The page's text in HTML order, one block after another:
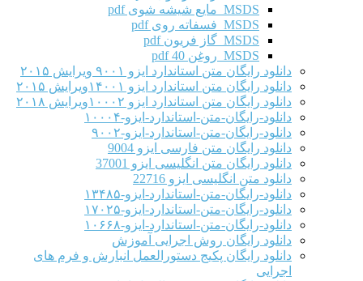
MSDS مایع شیشه شوی pdf
MSDS فسفاته روی pdf
MSDS گاز فریون pdf
MSDS روغن 40 pdf
دانلود رایگان متن استاندارد ایزو ۹۰۰۱ ویرایش ۲۰۱۵
دانلود رایگان متن استاندارد ایزو ۱۴۰۰۱ویرایش ۲۰۱۵
دانلود رایگان متن استاندارد ایزو ۱۰۰۰۲ویرایش ۲۰۱۸
دانلود-رایگان-متن-استاندارد-ایزو-۱۰۰۰۴
دانلود-رایگان-متن-استاندارد-ایزو-۹۰۰۲
دانلود رایگان متن فارسی ایزو 9004
دانلود رایگان متن انگلیسی ایزو 37001
دانلود متن انگلیسی ایزو 22716
دانلود-رایگان-متن-استاندارد-ایزو-۱۳۴۸۵
دانلود-رایگان-متن-استاندارد-ایزو-۱۷۰۲۵
دانلود-رایگان-متن-استاندارد-ایزو-۱۰۶۶۸
دانلود رایگان روش اجرایی آموزش
دانلود رایگان پکیج دستورالعمل انبارش و فرم های
اجرایی